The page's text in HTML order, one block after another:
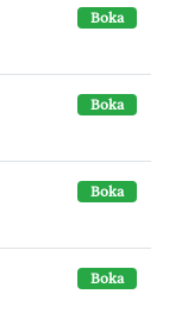
Boka
Boka
Boka
Boka